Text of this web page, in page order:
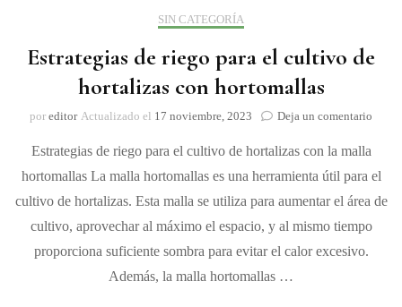
SIN CATEGORÍA
Estrategias de riego para el cultivo de
hortalizas con hortomallas
por editor Actualizado el 17 noviembre, 2023 Deja un comentario
riego
el
Estrategias de riego para el cultivo de hortalizas con la malla
hortomallas La malla hortomallas es una herramienta útil para el
cultivo de hortalizas. Esta malla se utiliza para aumentar el área de
cultivo, aprovechar al máximo el espacio, y al mismo tiempo
proporciona suficiente sombra para evitar el calor excesivo.
Además, la malla hortomallas …